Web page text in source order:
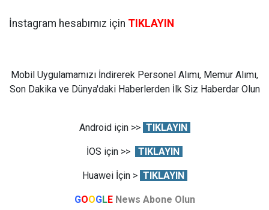
İnstagram hesabımız için TIKLAYIN
Mobil Uygulamamızı İndirerek Personel Alımı, Memur Alımı,
Son Dakika ve Dünya'daki Haberlerden İlk Siz Haberdar Olun
Android için >> TIKLAYIN
İOS için >> TIKLAYIN
Huawei İçin > TIKLAYIN
GOOGLE News Abone Olun